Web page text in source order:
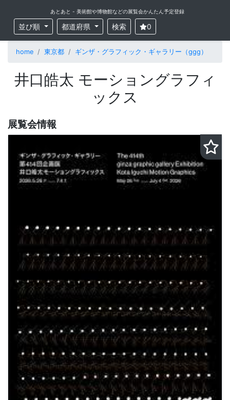
あとあと - 美術館や博物館などの展覧会かんたん予定登録
並び順 都道府県 検索 0
home 東京都 ギンザ・グラフィック・ギャラリー（ggg）
井口皓太 モーショングラフィ
ックス
展覧会情報